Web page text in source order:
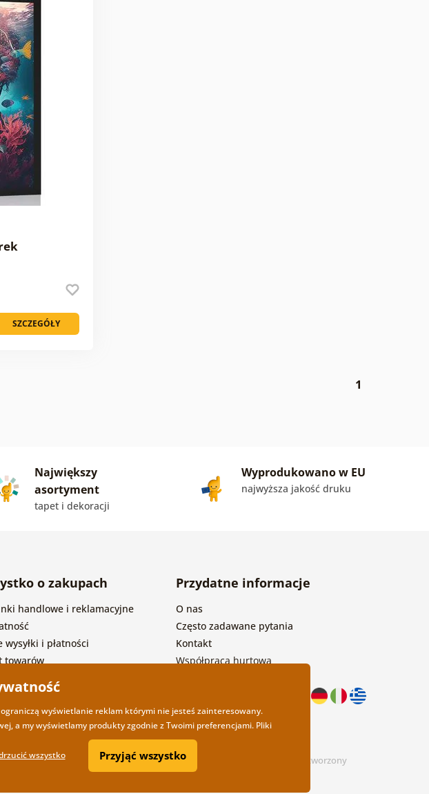
SZCZEGÓŁY
1
Największy
asortyment
tapet i dekoracji
Wyprodukowano w EU
najwyższa jakość druku
o zakupach
handlowe i reklamacyjne
wysyłki i płatności
towarów
Przydatne informacje
O nas
Często zadawane pytania
Kontakt
Współpraca hurtowa
©2019 © Dovido.pl.WebdesignLitvanyi.sk
| Sklep internetowy został stworzony
ograniczą wyświetlanie reklam którymi nie jesteś zainteresowany.
a my wyświetlamy produkty zgodnie z Twoimi preferencjami. Pliki
wszystko Przyjąć wszystko